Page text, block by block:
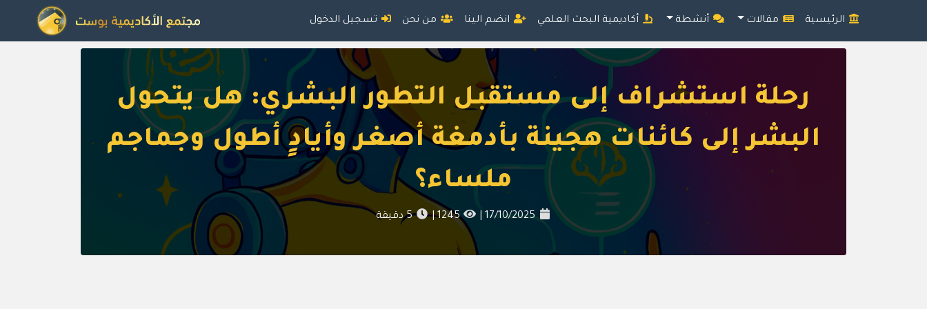
الرئيسية مقالات أنشطة أكاديمية البحث العلمي انضم الينا من نحن تسجيل الدخول
رحلة استشراف إلى مستقبل التطور البشري: هل يتحول
البشر إلى كائنات هجينة بأدمغة أصغر وأيادٍ أطول وجماجم
ملساء؟
17/10/2025
1245
|
5دقيقة